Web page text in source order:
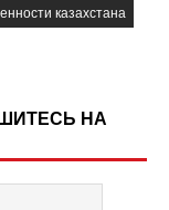
казахстана
НА